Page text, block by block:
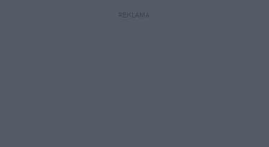
REKLAMA